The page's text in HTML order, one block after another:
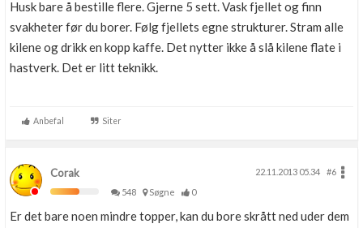
Husk bare å bestille flere. Gjerne 5 sett. Vask fjellet og finn
svakheter før du borer. Følg fjellets egne strukturer. Stram alle
kilene og drikk en kopp kaffe. Det nytter ikke å slå kilene flate i
hastverk. Det er litt teknikk.
Anbefal Siter
Corak 22.11.2013 05.34
#6
548
Søgne 0
Er det bare noen mindre topper, kan du bore skrått ned uder dem